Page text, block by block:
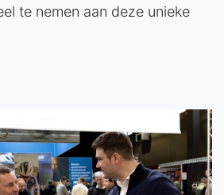
te nemen aan deze unieke